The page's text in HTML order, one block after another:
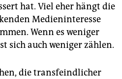
hat. Viel eher hängt die
Medieninteresse
Wenn es weniger
sich auch weniger zählen.
die transfeindlicher